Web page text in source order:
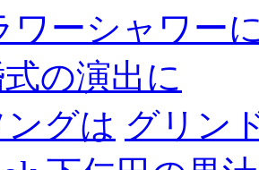
ワーシャワー
の演出に
グは グリン